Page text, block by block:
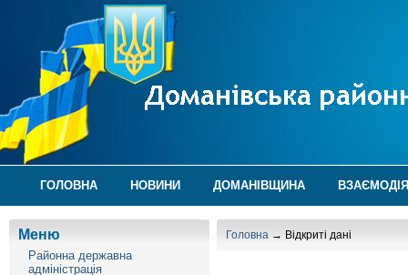
ГОЛОВНА НОВИНИ ДОМАНІВЩИНА
Меню
Районна державна
адміністрація
Головна → Відкриті дані